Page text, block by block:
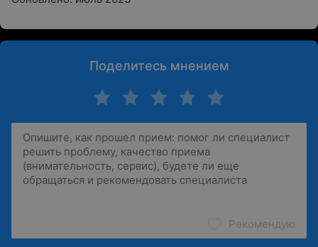
Поделитесь мнением
Рекомендую